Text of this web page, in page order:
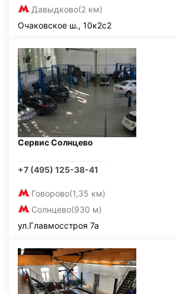
Давыдково(2 км)
Очаковское ш., 10к2с2
Сервис Солнцево
+7 (495) 125-38-41
Говорово(1,35 км)
Солнцево(930 м)
ул.Главмосстроя 7а